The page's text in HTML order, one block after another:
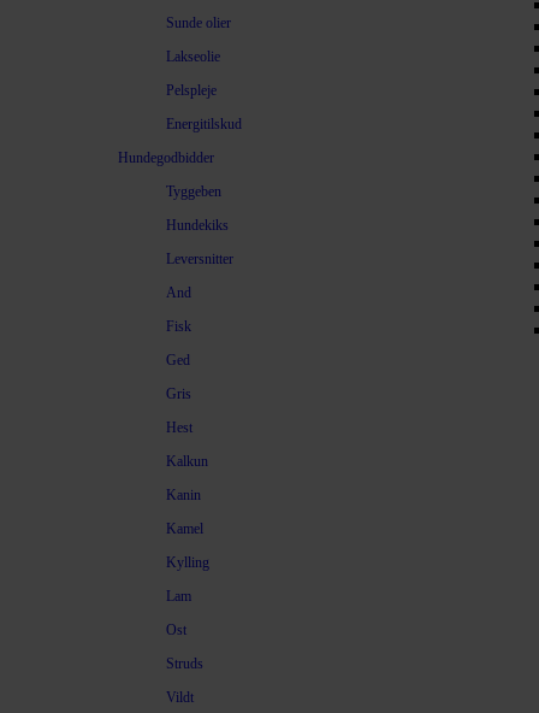
Sunde olier
Lakseolie
Pelspleje
Energitilskud
Hundegodbidder
Tyggeben
Hundekiks
Leversnitter
And
Fisk
Ged
Gris
Hest
Kalkun
Kanin
Kamel
Kylling
Lam
Ost
Struds
Vildt